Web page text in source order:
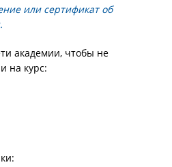
или сертификат об
академии, чтобы не
на курс: